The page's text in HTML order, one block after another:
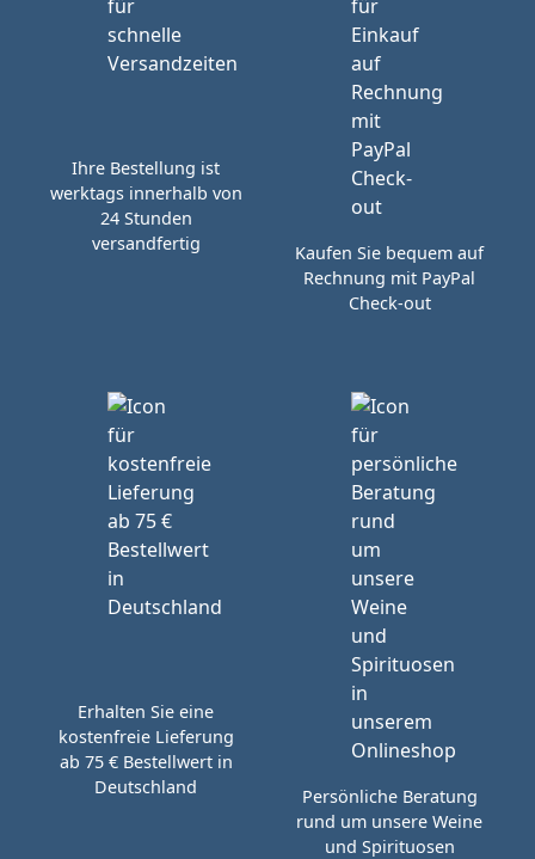
Ihre Bestellung ist
werktags innerhalb von
24 Stunden
versandfertig
Kaufen Sie bequem auf
Rechnung mit PayPal
Check-out
Erhalten Sie eine
kostenfreie Lieferung
ab 75 € Bestellwert in
Deutschland
Persönliche Beratung
rund um unsere Weine
und Spirituosen